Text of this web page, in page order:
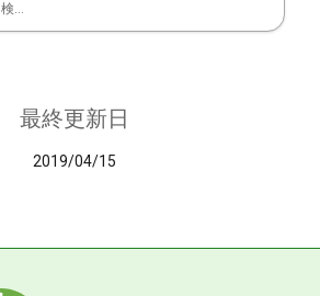
検...
最終更新日
2019/04/15